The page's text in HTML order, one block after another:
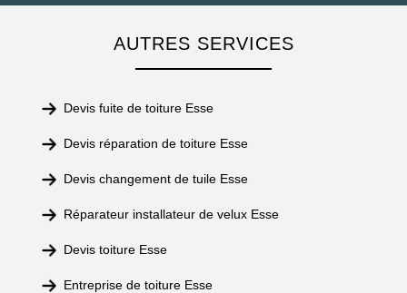
AUTRES SERVICES
Devis fuite de toiture Esse
Devis réparation de toiture Esse
Devis changement de tuile Esse
Réparateur installateur de velux Esse
Devis toiture Esse
Entreprise de toiture Esse